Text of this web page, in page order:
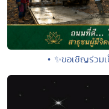
• ✨ขอเชิญร่วม